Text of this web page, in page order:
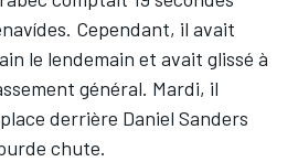
Cependant, il avait
le lendemain et avait glissé à
général. Mardi, il
derrière Daniel Sanders
chute.